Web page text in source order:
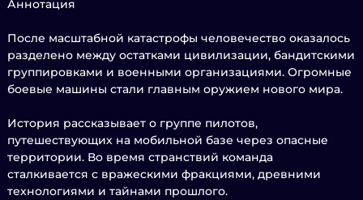
Аннотация
После масштабной катастрофы человечество оказалось
разделено между остатками цивилизации, бандитскими
группировками и военными организациями. Огромные
боевые машины стали главным оружием нового мира.
История рассказывает о группе пилотов,
путешествующих на мобильной базе через опасные
территории. Во время странствий команда
сталкивается с вражескими фракциями, древними
технологиями и тайнами прошлого.